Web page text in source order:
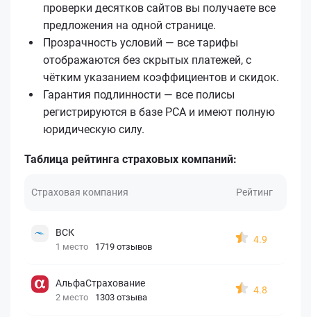
проверки десятков сайтов вы получаете все
предложения на одной странице.
Прозрачность условий — все тарифы
отображаются без скрытых платежей, с
чётким указанием коэффициентов и скидок.
Гарантия подлинности — все полисы
регистрируются в базе РСА и имеют полную
юридическую силу.
Таблица рейтинга страховых компаний:
Страховая компания Рейтинг
ВСК
1 место 1719 отзывов
4.9
АльфаСтрахование
2 место 1303 отзыва
4.8